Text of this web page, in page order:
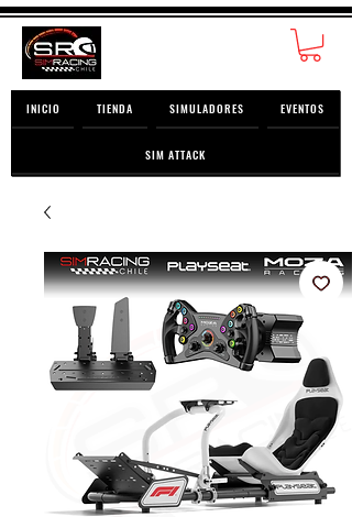
INICIO TIENDA SIMULADORES EVENTOS
SIM ATTACK